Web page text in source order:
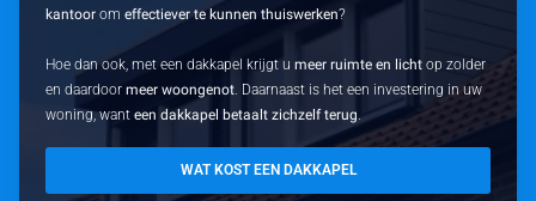
kantoor omeffectiever te kunnen thuiswerken?
Hoe dan ook, met een dakkapel krijgt umeer ruimte en licht op zolder
en daardoormeer woongenot. Daarnaast is het een investering in uw
woning, wanteen dakkapel betaalt zichzelf terug.
WAT KOST EEN DAKKAPEL